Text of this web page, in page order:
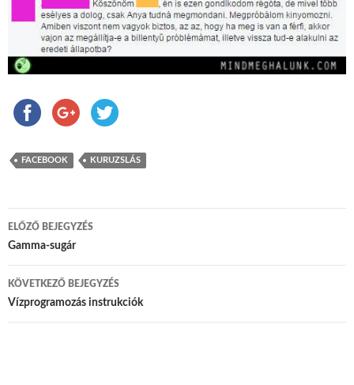
FACEBOOK KURUZSLÁS
Bejegyzés navigáció
ELŐZŐ BEJEGYZÉS
Gamma-sugár
KÖVETKEZŐ BEJEGYZÉS
Vízprogramozás instrukciók